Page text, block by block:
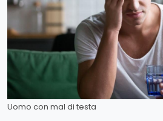
Uomo con mal di testa